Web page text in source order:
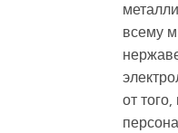
всему
от